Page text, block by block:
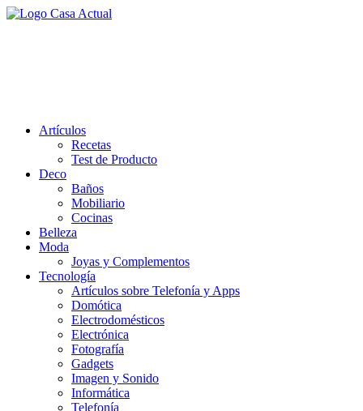
Saltar
Artículos
Recetas
Test de Producto
Deco
Baños
Mobiliario
Cocinas
Belleza
Moda
Joyas y Complementos
Tecnología
Artículos sobre Telefonía y Apps
Domótica
Electrodomésticos
Electrónica
Fotografía
Gadgets
Imagen y Sonido
Informática
Telefonía